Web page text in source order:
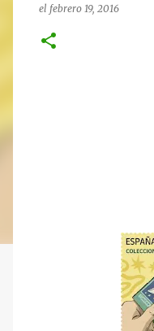
el febrero 19, 2016